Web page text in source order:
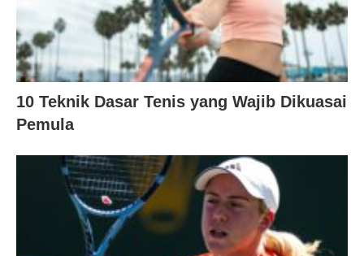
10 Teknik Dasar Tenis yang Wajib Dikuasai
Pemula